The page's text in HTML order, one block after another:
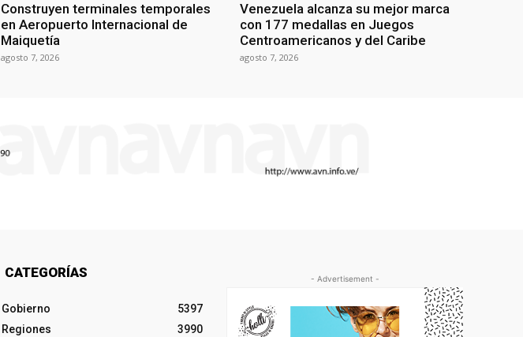
Construyen terminales temporales
en Aeropuerto Internacional de
Maiquetía
agosto 7, 2026
Venezuela alcanza su mejor marca
con 177 medallas en Juegos
Centroamericanos y del Caribe
agosto 7, 2026
CATEGORÍAS
Gobierno
5397
Regiones
3990
- Advertisement -